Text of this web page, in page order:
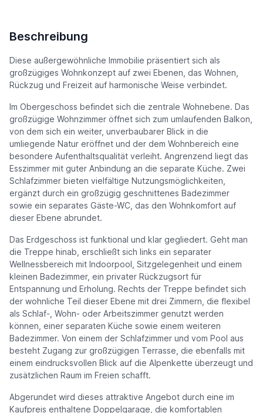
Beschreibung
Diese außergewöhnliche Immobilie präsentiert sich als
großzügiges Wohnkonzept auf zwei Ebenen, das Wohnen,
Rückzug und Freizeit auf harmonische Weise verbindet.
Im Obergeschoss befindet sich die zentrale Wohnebene. Das
großzügige Wohnzimmer öffnet sich zum umlaufenden Balkon,
von dem sich ein weiter, unverbaubarer Blick in die
umliegende Natur eröffnet und der dem Wohnbereich eine
besondere Aufenthaltsqualität verleiht. Angrenzend liegt das
Esszimmer mit guter Anbindung an die separate Küche. Zwei
Schlafzimmer bieten vielfältige Nutzungsmöglichkeiten,
ergänzt durch ein großzügig geschnittenes Badezimmer
sowie ein separates Gäste-WC, das den Wohnkomfort auf
dieser Ebene abrundet.
Das Erdgeschoss ist funktional und klar gegliedert. Geht man
die Treppe hinab, erschließt sich links ein separater
Wellnessbereich mit Indoorpool, Sitzgelegenheit und einem
kleinen Badezimmer, ein privater Rückzugsort für
Entspannung und Erholung. Rechts der Treppe befindet sich
der wohnliche Teil dieser Ebene mit drei Zimmern, die flexibel
als Schlaf-, Wohn- oder Arbeitszimmer genutzt werden
können, einer separaten Küche sowie einem weiteren
Badezimmer. Von einem der Schlafzimmer und vom Pool aus
besteht Zugang zur großzügigen Terrasse, die ebenfalls mit
einem eindrucksvollen Blick auf die Alpenkette überzeugt und
zusätzlichen Raum im Freien schafft.
Abgerundet wird dieses attraktive Angebot durch eine im
Kaufpreis enthaltene Doppelgarage, die komfortablen